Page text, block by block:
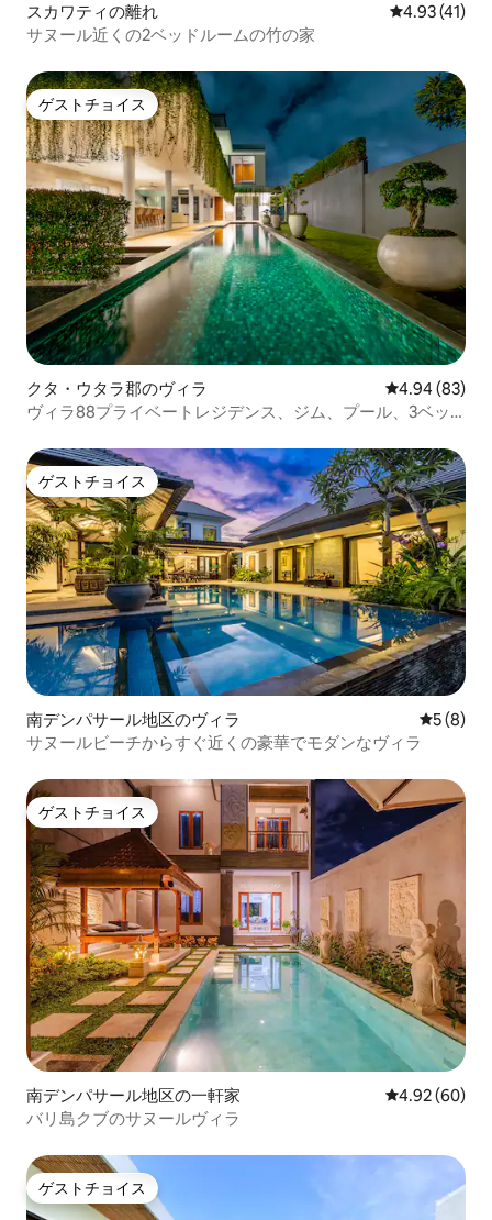
スカワティの離れ レビュー41
4.93 (41)
サヌール近くの2ベッドルームの竹の家
ゲストチョイス
ゲストチョイス
クタ・ウタラ郡のヴィラ レビュー83
4.94 (83)
ヴィラ88プライベートレジデンス、ジム、プール、3ベッ
ゲストチョイス
ゲストチョイス
南デンパサール地区のヴィラ レビュー
5 (8)
サヌールビーチからすぐ近くの豪華でモダンなヴィラ
ゲストチョイス
ゲストチョイス
南デンパサール地区の一軒家 レビュー60
4.92 (60)
バリ島クブのサヌールヴィラ
ゲストチョイス
ゲストチョイス